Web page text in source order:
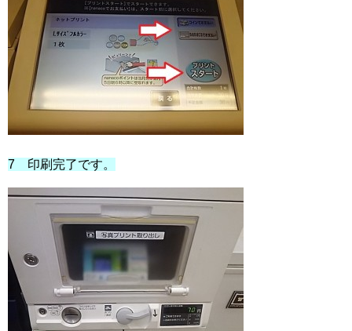
7 印刷完了です。